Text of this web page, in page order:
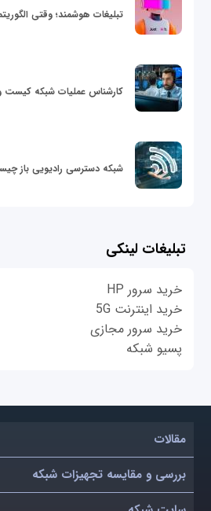
تبلیغات هوشمند؛ وقتی
کارشناس عملیات شبکه کیست
شبکه دسترسی رادیویی باز
تبلیغات لینکی
خرید سرور HP
خرید اینترنت 5G
خرید سرور مجازی
پسیو شبکه
مقالات
بررسی و مقایسه تجهیزات شبکه